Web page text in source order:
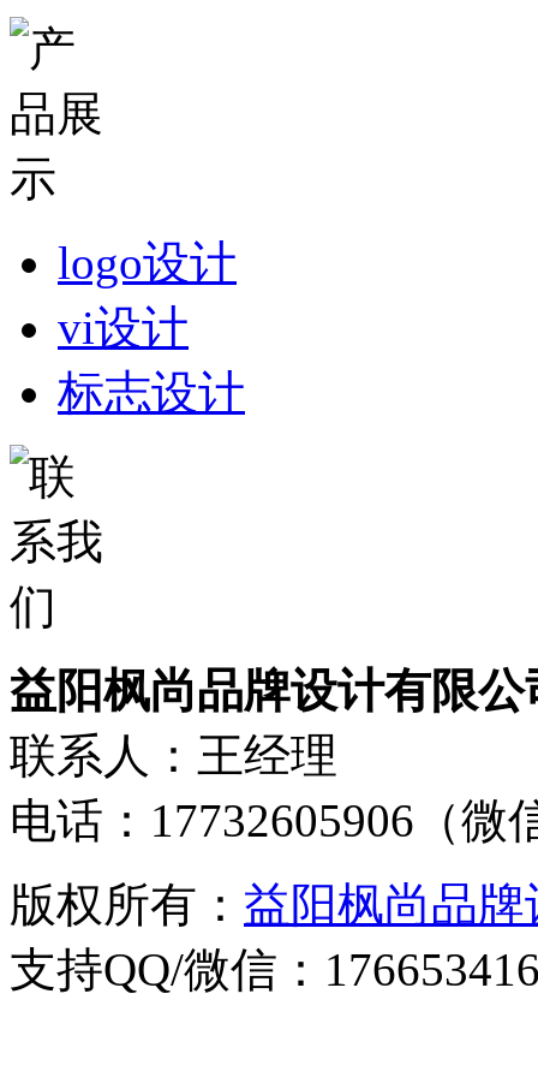
logo设计
vi设计
标志设计
益阳枫尚品牌设计有限公
联系人：王经理
电话：17732605906（微
版权所有： 益阳枫尚品
支持QQ/微信：